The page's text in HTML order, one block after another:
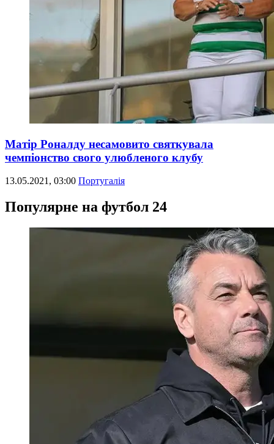
Матір Роналду несамовито святкувала
чемпіонство свого улюбленого клубу
13.05.2021, 03:00 Португалія
Популярне на футбол 24